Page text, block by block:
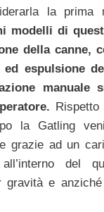
la prima
modelli di
della canne,
espulsione
manuale
Rispetto
la Gatling
grazie ad un
del
gravità e